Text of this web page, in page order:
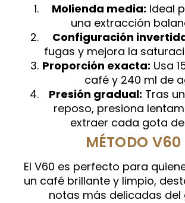
Molienda media: Ideal
una extracción
Configuración
fugas y mejora la
Proporción exacta: Usa
café y 240 ml de
Presión gradual: Tras
reposo, presiona
extraer cada gota
MÉTODO V60
El V60 es perfecto para
un café brillante y limpio,
notas más delicadas del